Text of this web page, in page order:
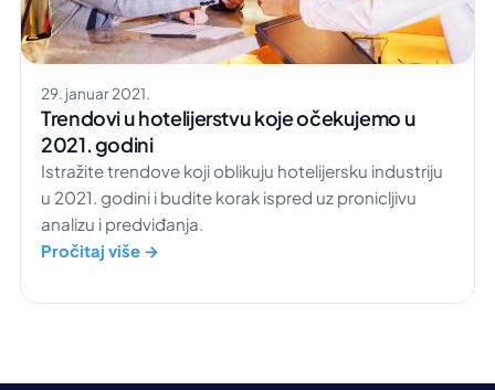
29. januar 2021.
Trendovi u hotelijerstvu koje očekujemo u
2021. godini
Istražite trendove koji oblikuju hotelijersku industriju
u 2021. godini i budite korak ispred uz pronicljivu
analizu i predviđanja.
Pročitaj više →